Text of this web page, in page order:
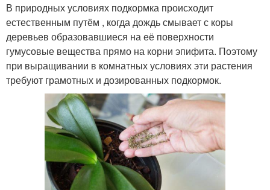
В природных условиях подкормка происходит
естественным путём , когда дождь смывает с коры
деревьев образовавшиеся на её поверхности
гумусовые вещества прямо на корни эпифита. Поэтому
при выращивании в комнатных условиях эти растения
требуют грамотных и дозированных подкормок.